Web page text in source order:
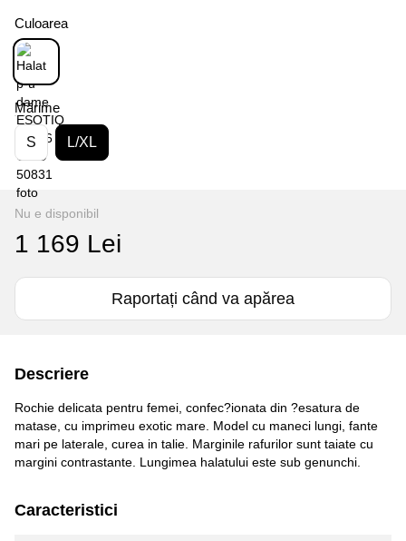
Culoarea
Mărime
S L/XL
Nu e disponibil
1 169 Lei
Raportați când va apărea
Descriere
Rochie delicata pentru femei, confec?ionata din ?esatura de
matase, cu imprimeu exotic mare. Model cu maneci lungi, fante
mari pe laterale, curea in talie. Marginile rafurilor sunt taiate cu
margini contrastante. Lungimea halatului este sub genunchi.
Caracteristici